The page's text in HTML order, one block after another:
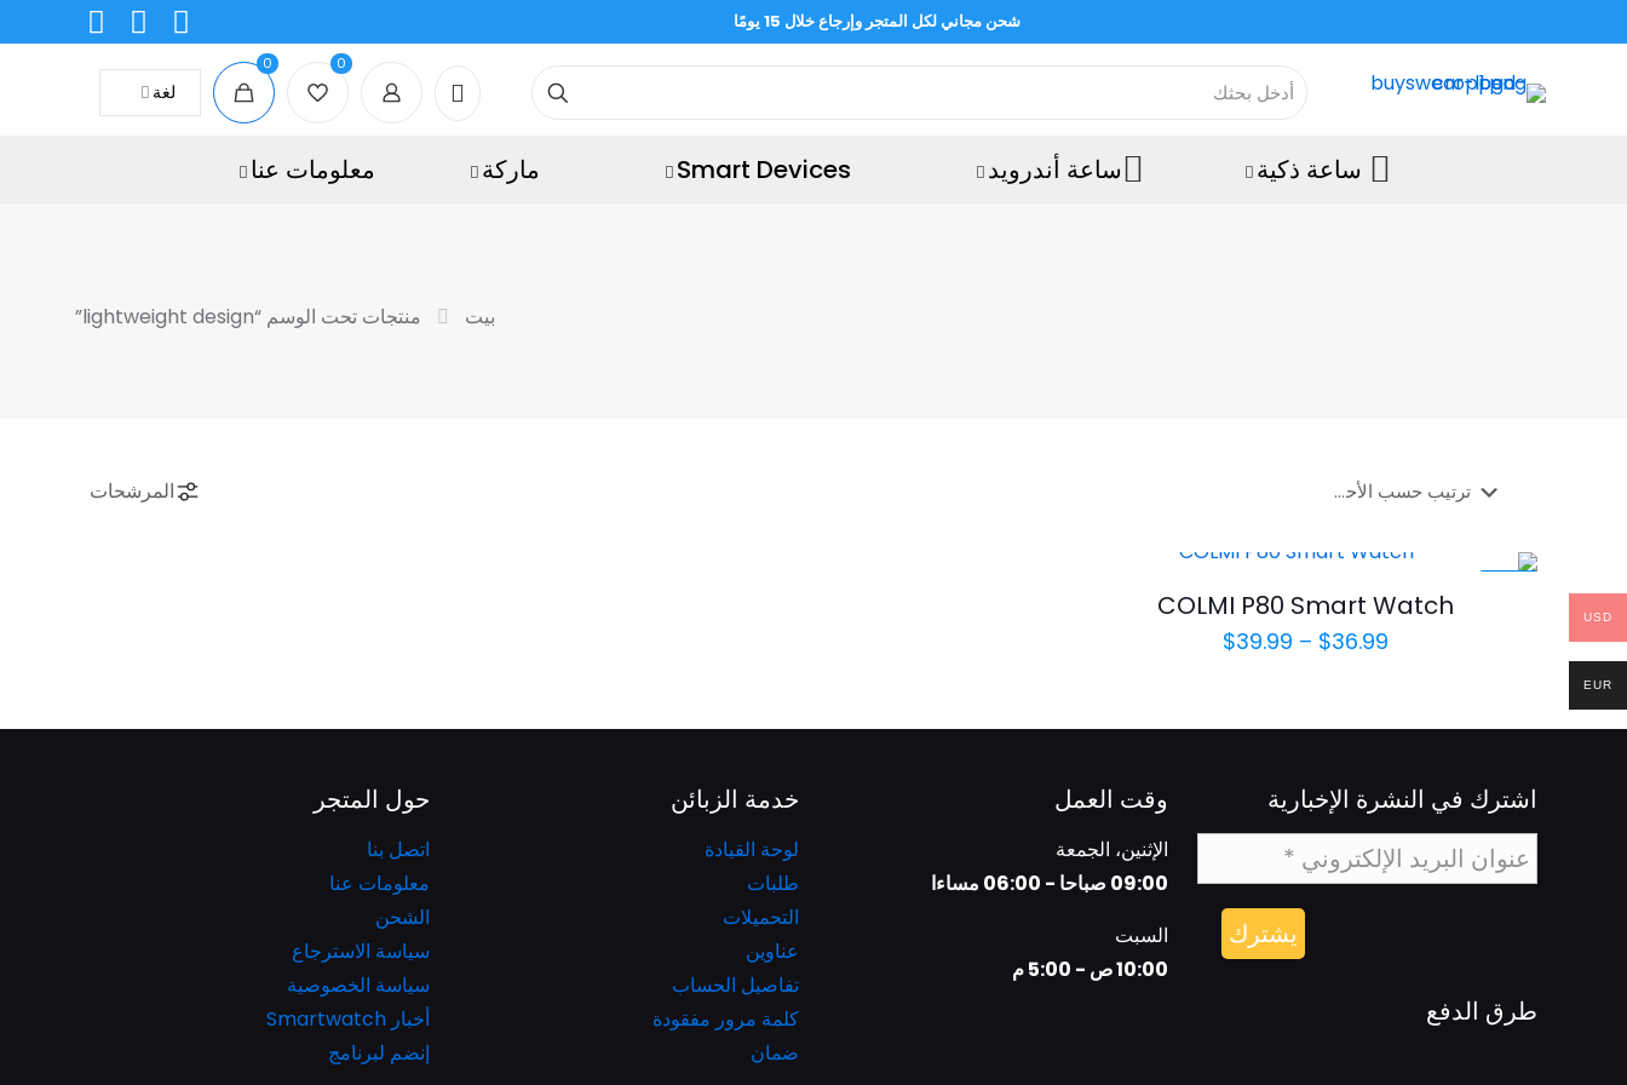
شحن مجاني لكل المتجر وإرجاع خلال 15 يومًا
0
0
لغة
ساعة ذكية ساعة أندرويد Smart Devices ماركة معلومات عنا
بيت منتجات تحت الوسم “lightweight design”
المرشحات
COLMI P80 Smart Watch
$36.99
–
$39.99 نطاق
حول المتجر
اتصل بنا
معلومات عنا
الشحن
سياسة الاسترجاع
سياسة الخصوصية
أخبار Smartwatch
إنضم لبرنامج
خدمة الزبائن
لوحة القيادة
طلبات
التحميلات
عناوين
تفاصيل الحساب
كلمة مرور مفقودة
ضمان
وقت العمل
الإثنين، الجمعة
09:00 صباحا - 06:00 مساءا
السبت
10:00 ص - 5:00 م
اشترك في النشرة الإخبارية
طرق الدفع
USD
EUR